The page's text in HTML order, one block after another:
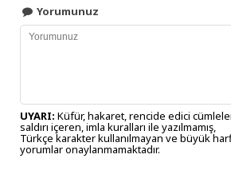
Yorumunuz
UYARI: Küfür, hakaret, rencide edici
saldırı içeren, imla kuralları ile yazılmamış,
Türkçe karakter kullanılmayan ve büyük
yorumlar onaylanmamaktadır.